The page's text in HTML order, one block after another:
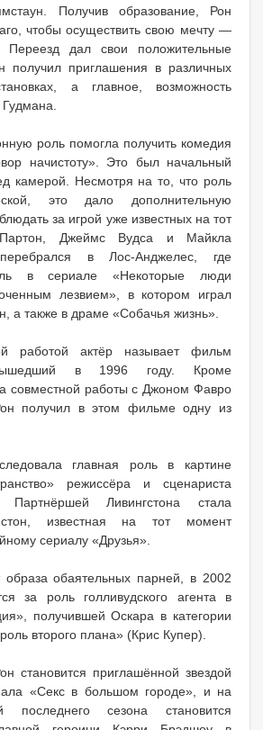
Получив образование, Рон
чтобы осуществить свою мечту —
Переезд дал свои положительные
получил приглашения в различных
а главное, возможность
роль помогла получить комедия
начистоту». Это был начальный
камерой. Несмотря на то, что роль
это дало дополнительную
за игрой уже известных на тот
Джеймс Вудса и Майкла
в Лос-Анджелес, где
в сериале «Некоторые люди
лезвием», в котором играл
а также в драме «Собачья жизнь».
работой актёр называет фильм
в 1996 году. Кроме
совместной работы с Джоном Фавро
получил в этом фильме одну из
главная роль в картине
режиссёра и сценариста
Ливингстона стала
известная на тот момент
сериалу «Друзья».
образа обаятельных парней, в 2002
за роль голливудского агента в
получившей Оскара в категории
второго плана» (Крис Купер).
становится приглашённой звездой
«Секс в большом городе», и на
последнего сезона становится